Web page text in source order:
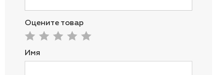
Оцените товар
Имя